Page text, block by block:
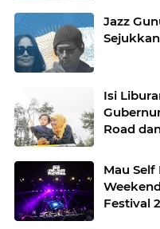
Jazz
Isi
Road
Mau
Festival